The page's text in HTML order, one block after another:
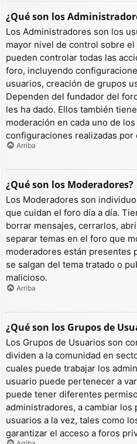
¿Qué son los
Los Administradores son los
mayor nivel de control sobre
pueden controlar todas las
foro, incluyendo
usuarios, creación de grupos
Dependen del fundador del
les ha dado. Ellos también
moderación en cada uno de
configuraciones realizadas
Arriba
¿Qué son los Moderadores?
Los Moderadores son
que cuidan el foro día a día.
borrar mensajes, cerrarlos,
separar temas en el foro que
moderadores están presentes
se salgan del tema tratado o
malicioso.
Arriba
¿Qué son los Grupos de
Los Grupos de Usuarios son
dividen a la comunidad en
cuales puede trabajar los
usuario puede pertenecer a
puede tener diferentes
administradores, a cambiar los
usuarios a la vez, tales como
garantizar el acceso a foros